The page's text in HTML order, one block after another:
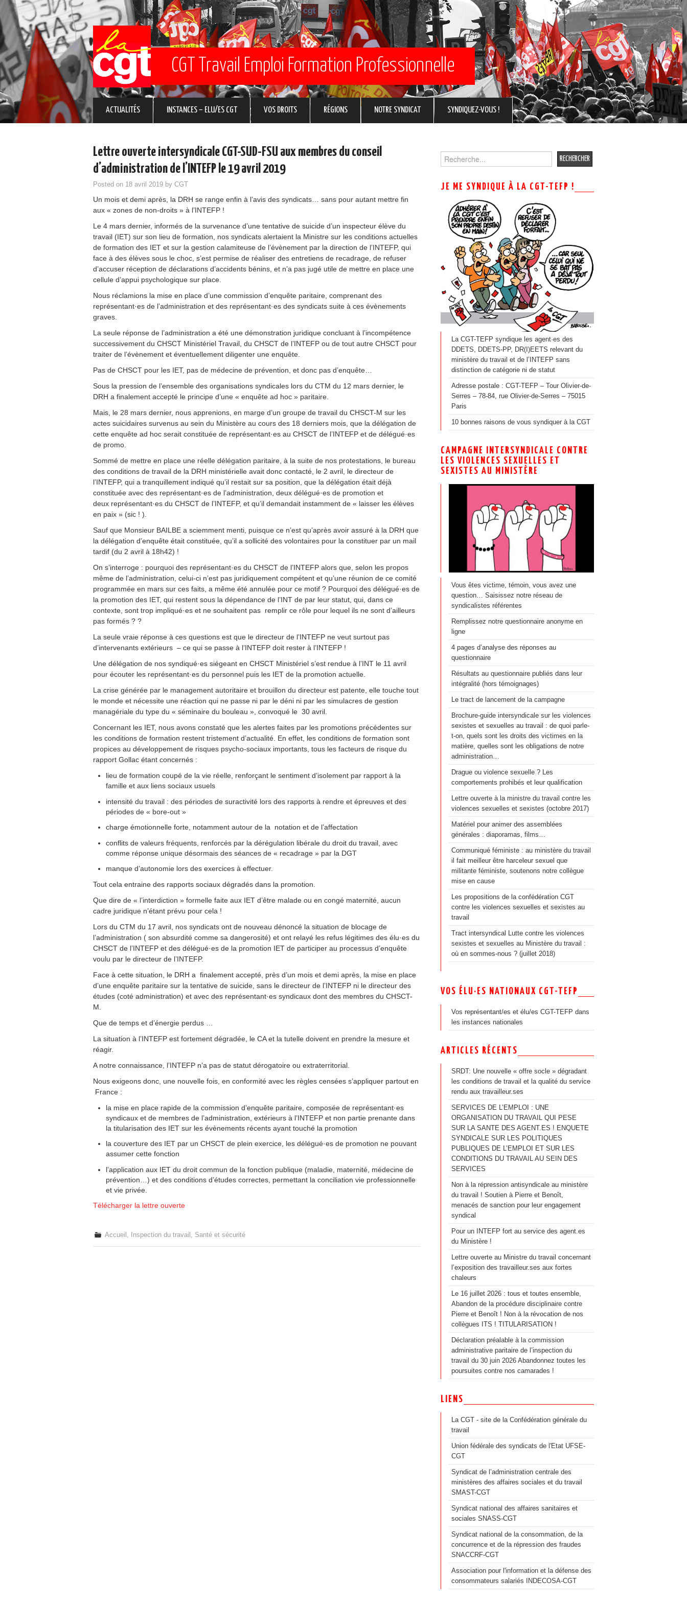
CGT Travail Emploi Formation Professionnelle
ACTUALITÉS INSTANCES – ELU/ES CGT VOS DROITS RÉGIONS NOTRE SYNDICAT SYNDIQUEZ-VOUS !
Lettre ouverte intersyndicale CGT-SUD-FSU aux membres du conseil
d’administration de l’INTEFP le 19 avril 2019
Posted on 18 avril 2019 by CGT
Un mois et demi après, la DRH se range enfin à l’avis des syndicats… sans pour autant mettre fin
aux « zones de non-droits » à l’INTEFP !
Le 4 mars dernier, informés de la survenance d’une tentative de suicide d’un inspecteur élève du
travail (IET) sur son lieu de formation, nos syndicats alertaient la Ministre sur les conditions actuelles
de formation des IET et sur la gestion calamiteuse de l’évènement par la direction de l’INTEFP, qui
face à des élèves sous le choc, s’est permise de réaliser des entretiens de recadrage, de refuser
d’accuser réception de déclarations d’accidents bénins, et n’a pas jugé utile de mettre en place une
cellule d’appui psychologique sur place.
Nous réclamions la mise en place d’une commission d’enquête paritaire, comprenant des
représentant·es de l’administration et des représentant·es des syndicats suite à ces évènements
graves.
La seule réponse de l’administration a été une démonstration juridique concluant à l’incompétence
successivement du CHSCT Ministériel Travail, du CHSCT de l’INTEFP ou de tout autre CHSCT pour
traiter de l’évènement et éventuellement diligenter une enquête.
Pas de CHSCT pour les IET, pas de médecine de prévention, et donc pas d’enquête…
Sous la pression de l’ensemble des organisations syndicales lors du CTM du 12 mars dernier, le
DRH a finalement accepté le principe d’une « enquête ad hoc » paritaire.
Mais, le 28 mars dernier, nous apprenions, en marge d’un groupe de travail du CHSCT-M sur les
actes suicidaires survenus au sein du Ministère au cours des 18 derniers mois, que la délégation de
cette enquête ad hoc serait constituée de représentant·es au CHSCT de l’INTEFP et de délégué·es
de promo.
Sommé de mettre en place une réelle délégation paritaire, à la suite de nos protestations, le bureau
des conditions de travail de la DRH ministérielle avait donc contacté, le 2 avril, le directeur de
l’INTEFP, qui a tranquillement indiqué qu’il restait sur sa position, que la délégation était déjà
constituée avec des représentant·es de l’administration, deux délégué·es de promotion et
deux représentant·es du CHSCT de l’INTEFP, et qu’il demandait instamment de « laisser les élèves
en paix » (sic ! ).
Sauf que Monsieur BAILBE a sciemment menti, puisque ce n’est qu’après avoir assuré à la DRH que
la délégation d’enquête était constituée, qu’il a sollicité des volontaires pour la constituer par un mail
tardif (du 2 avril à 18h42) !
On s’interroge : pourquoi des représentant·es du CHSCT de l’INTEFP alors que, selon les propos
même de l’administration, celui-ci n’est pas juridiquement compétent et qu’une réunion de ce comité
programmée en mars sur ces faits, a même été annulée pour ce motif ? Pourquoi des délégué·es de
la promotion des IET, qui restent sous la dépendance de l’INT de par leur statut, qui, dans ce
contexte, sont trop impliqué·es et ne souhaitent pas remplir ce rôle pour lequel ils ne sont d’ailleurs
pas formés ? ?
La seule vraie réponse à ces questions est que le directeur de l’INTEFP ne veut surtout pas
d’intervenants extérieurs – ce qui se passe à l’INTEFP doit rester à l’INTEFP !
Une délégation de nos syndiqué·es siégeant en CHSCT Ministériel s’est rendue à l’INT le 11 avril
pour écouter les représentant·es du personnel puis les IET de la promotion actuelle.
La crise générée par le management autoritaire et brouillon du directeur est patente, elle touche tout
le monde et nécessite une réaction qui ne passe ni par le déni ni par les simulacres de gestion
managériale du type du « séminaire du bouleau », convoqué le 30 avril.
Concernant les IET, nous avons constaté que les alertes faites par les promotions précédentes sur
les conditions de formation restent tristement d’actualité. En effet, les conditions de formation sont
propices au développement de risques psycho-sociaux importants, tous les facteurs de risque du
rapport Gollac étant concernés :
lieu de formation coupé de la vie réelle, renforçant le sentiment d’isolement par rapport à la
famille et aux liens sociaux usuels
intensité du travail : des périodes de suractivité lors des rapports à rendre et épreuves et des
périodes de « bore-out »
charge émotionnelle forte, notamment autour de la notation et de l’affectation
conflits de valeurs fréquents, renforcés par la dérégulation libérale du droit du travail, avec
comme réponse unique désormais des séances de « recadrage » par la DGT
manque d’autonomie lors des exercices à effectuer.
Tout cela entraine des rapports sociaux dégradés dans la promotion.
Que dire de « l’interdiction » formelle faite aux IET d’être malade ou en congé maternité, aucun
cadre juridique n’étant prévu pour cela !
Lors du CTM du 17 avril, nos syndicats ont de nouveau dénoncé la situation de blocage de
l’administration ( son absurdité comme sa dangerosité) et ont relayé les refus légitimes des élu·es du
CHSCT de l’INTEFP et des délégué·es de la promotion IET de participer au processus d’enquête
voulu par le directeur de l’INTEFP.
Face à cette situation, le DRH a finalement accepté, près d’un mois et demi après, la mise en place
d’une enquête paritaire sur la tentative de suicide, sans le directeur de l’INTEFP ni le directeur des
études (coté administration) et avec des représentant·es syndicaux dont des membres du CHSCT-
M.
Que de temps et d’énergie perdus …
La situation à l’INTEFP est fortement dégradée, le CA et la tutelle doivent en prendre la mesure et
réagir.
A notre connaissance, l’INTEFP n’a pas de statut dérogatoire ou extraterritorial.
Nous exigeons donc, une nouvelle fois, en conformité avec les règles censées s’appliquer partout en
France :
la mise en place rapide de la commission d’enquête paritaire, composée de représentant·es
syndicaux et de membres de l’administration, extérieurs à l’INTEFP et non partie prenante dans
la titularisation des IET sur les évènements récents ayant touché la promotion
la couverture des IET par un CHSCT de plein exercice, les délégué·es de promotion ne pouvant
assumer cette fonction
l’application aux IET du droit commun de la fonction publique (maladie, maternité, médecine de
prévention…) et des conditions d’études correctes, permettant la conciliation vie professionnelle
et vie privée.
Télécharger la lettre ouverte
Accueil , Inspection du travail , Santé et sécurité
Search
for:
JE ME SYNDIQUE À LA CGT-TEFP !
La CGT-TEFP syndique les agent·es des
DDETS, DDETS-PP, DR(I)EETS relevant du
ministère du travail et de l’INTEFP sans
distinction de catégorie ni de statut
Adresse postale : CGT-TEFP – Tour Olivier-de-
Serres – 78-84, rue Olivier-de-Serres – 75015
Paris
10 bonnes raisons de vous syndiquer à la CGT
CAMPAGNE INTERSYNDICALE CONTRE
LES VIOLENCES SEXUELLES ET
SEXISTES AU MINISTÈRE
Vous êtes victime, témoin, vous avez une
question… Saisissez notre réseau de
syndicalistes référentes
Remplissez notre questionnaire anonyme en
ligne
4 pages d’analyse des réponses au
questionnaire
Résultats au questionnaire publiés dans leur
intégralité (hors témoignages)
Le tract de lancement de la campagne
Brochure-guide intersyndicale sur les violences
sexistes et sexuelles au travail : de quoi parle-
t-on, quels sont les droits des victimes en la
matière, quelles sont les obligations de notre
administration…
Drague ou violence sexuelle ? Les
comportements prohibés et leur qualification
Lettre ouverte à la ministre du travail contre les
violences sexuelles et sexistes (octobre 2017)
Matériel pour animer des assemblées
générales : diaporamas, films…
Communiqué féministe : au ministère du travail
il fait meilleur être harceleur sexuel que
militante féministe, soutenons notre collègue
mise en cause
Les propositions de la confédération CGT
contre les violences sexuelles et sexistes au
travail
Tract intersyndical Lutte contre les violences
sexistes et sexuelles au Ministère du travail :
où en sommes-nous ? (juillet 2018)
VOS ÉLU·ES NATIONAUX CGT-TEFP
Vos représentant/es et élu/es CGT-TEFP dans
les instances nationales
ARTICLES RÉCENTS
SRDT: Une nouvelle « offre socle » dégradant
les conditions de travail et la qualité du service
rendu aux travailleur.ses
SERVICES DE L’EMPLOI : UNE
ORGANISATION DU TRAVAIL QUI PESE
SUR LA SANTE DES AGENT.ES ! ENQUETE
SYNDICALE SUR LES POLITIQUES
PUBLIQUES DE L’EMPLOI ET SUR LES
CONDITIONS DU TRAVAIL AU SEIN DES
SERVICES
Non à la répression antisyndicale au ministère
du travail ! Soutien à Pierre et Benoît,
menacés de sanction pour leur engagement
syndical
Pour un INTEFP fort au service des agent.es
du Ministère !
Lettre ouverte au Ministre du travail concernant
l’exposition des travailleur.ses aux fortes
chaleurs
Le 16 juillet 2026 : tous et toutes ensemble,
Abandon de la procédure disciplinaire contre
Pierre et Benoît ! Non à la révocation de nos
collègues ITS ! TITULARISATION !
Déclaration préalable à la commission
administrative paritaire de l’inspection du
travail du 30 juin 2026 Abandonnez toutes les
poursuites contre nos camarades !
LIENS
La CGT - site de la Confédération générale du
travail
Union fédérale des syndicats de l'Etat UFSE-
CGT
Syndicat de l’administration centrale des
ministères des affaires sociales et du travail
SMAST-CGT
Syndicat national des affaires sanitaires et
sociales SNASS-CGT
Syndicat national de la consommation, de la
concurrence et de la répression des fraudes
SNACCRF-CGT
Association pour l'information et la défense des
consommateurs salariés INDECOSA-CGT